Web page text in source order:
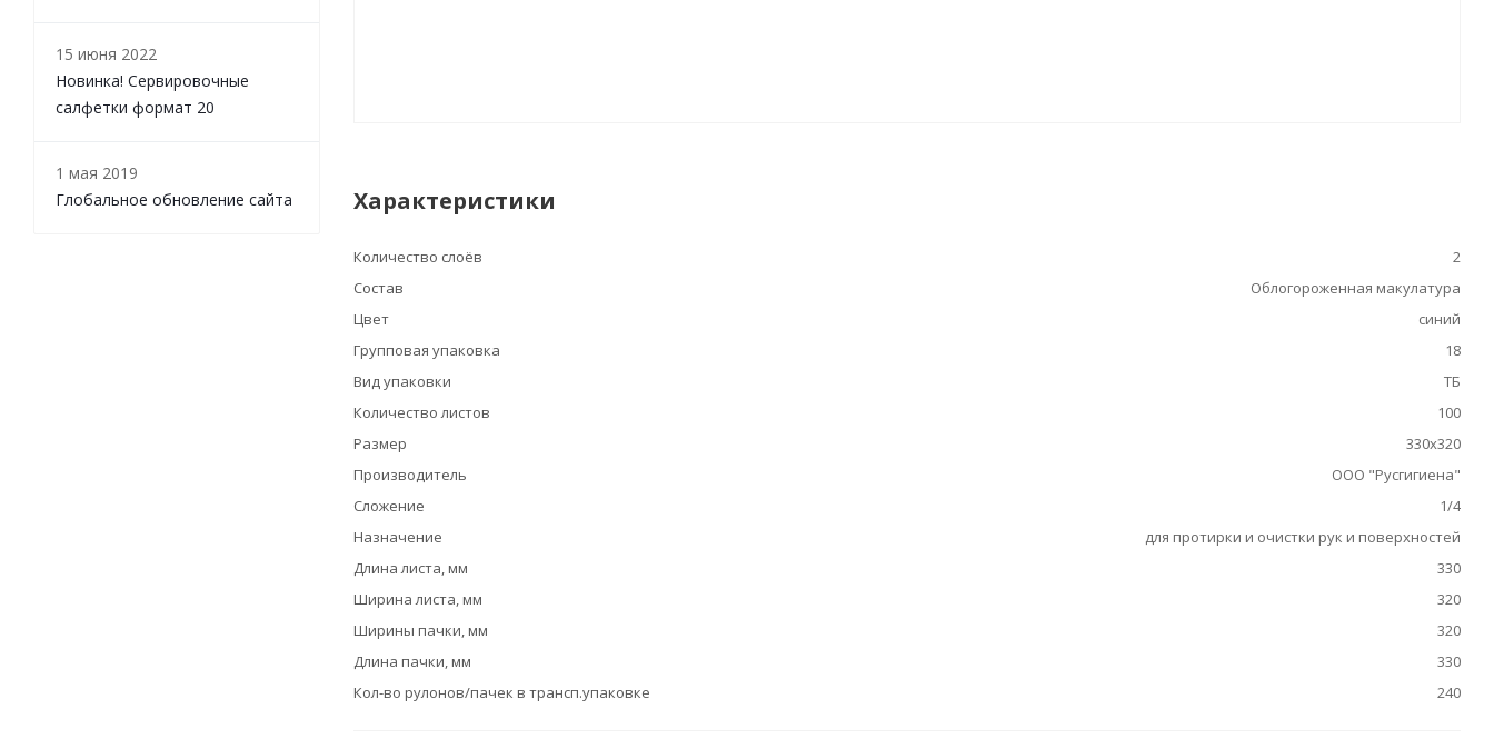
Характеристики
Количество слоёв
2
Состав
Облогороженная макулатура
Цвет
синий
Групповая упаковка
18
Вид упаковки
ТБ
Количество листов
100
Размер
330х320
Производитель
ООО "Русгигиена"
Сложение
1/4
Назначение
для протирки и очистки рук и поверхностей
Длина листа, мм
330
Ширина листа, мм
320
Ширины пачки, мм
320
Длина пачки, мм
330
Кол-во рулонов/пачек в трансп.упаковке
240
15 июня 2022
Новинка! Сервировочные
салфетки формат 20
1 мая 2019
Глобальное обновление сайта